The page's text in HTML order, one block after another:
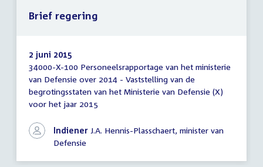
Brief
regering
2 juni 2015
34000-X-100 Personeelsrapportage van het ministerie
van Defensie over 2014 - Vaststelling van de
begrotingsstaten van het Ministerie van Defensie (X)
voor het jaar 2015
Indiener J.A. Hennis-Plasschaert, minister van
Defensie
Brief regering